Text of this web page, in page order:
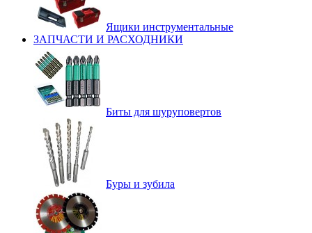
Ящики инструментальные
ЗАПЧАСТИ И РАСХОДНИКИ
Биты для шуруповертов
Буры и зубила